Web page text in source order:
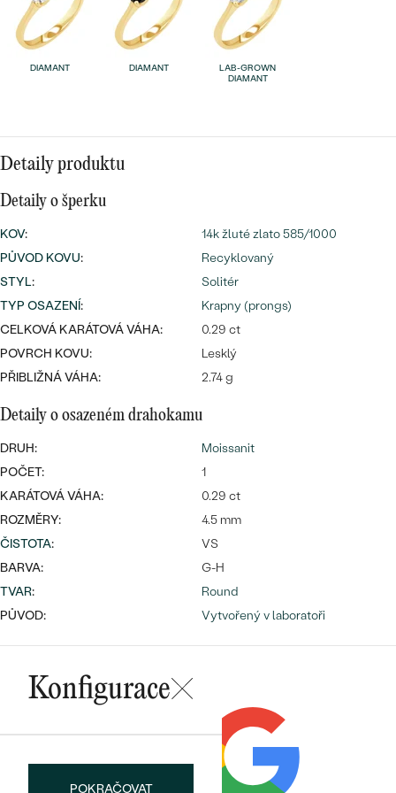
Wave kolekce
PROHLÉDNOUT
PODLE TVARU KAMENE
NA MÍRU
Bestsellery
PROHLÉDNOUT
Personalizované
Nejprodávanější
prsteny
DIAMANT DIAMANT
LAB-GROWN
DIAMANT
Detaily produktu
Detaily o šperku
KOV:
14k žluté zlato 585/1000
PŮVOD KOVU:
Recyklovaný
STYL:
Solitér
TYP OSAZENÍ:
Krapny (prongs)
CELKOVÁ KARÁTOVÁ VÁHA:
0.29 ct
POVRCH KOVU:
Lesklý
PŘIBLIŽNÁ VÁHA:
2.74 g
Detaily o osazeném drahokamu
DRUH:
Moissanit
POČET:
1
KARÁTOVÁ VÁHA:
0.29 ct
ROZMĚRY:
4.5 mm
ČISTOTA:
VS
BARVA:
G-H
TVAR:
Round
PŮVOD:
Vytvořený v laboratoři
Konfigurace
POKRAČOVAT